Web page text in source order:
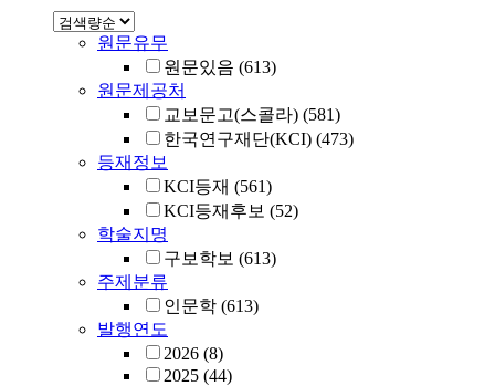
원문유무
원문있음 (613)
원문제공처
교보문고(스콜라) (581)
한국연구재단(KCI) (473)
등재정보
KCI등재 (561)
KCI등재후보 (52)
학술지명
구보학보 (613)
주제분류
인문학 (613)
발행연도
2026 (8)
2025 (44)